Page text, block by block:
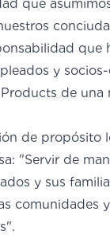
que
que
y
de una
de propósito
"Servir de
y sus
comunidades